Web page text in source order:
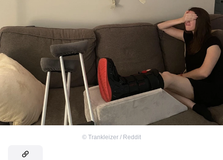
© Trankleizer / Reddit